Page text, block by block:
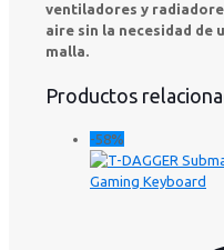
ventiladores y
aire sin la necesidad de
malla.
Productos
-58%